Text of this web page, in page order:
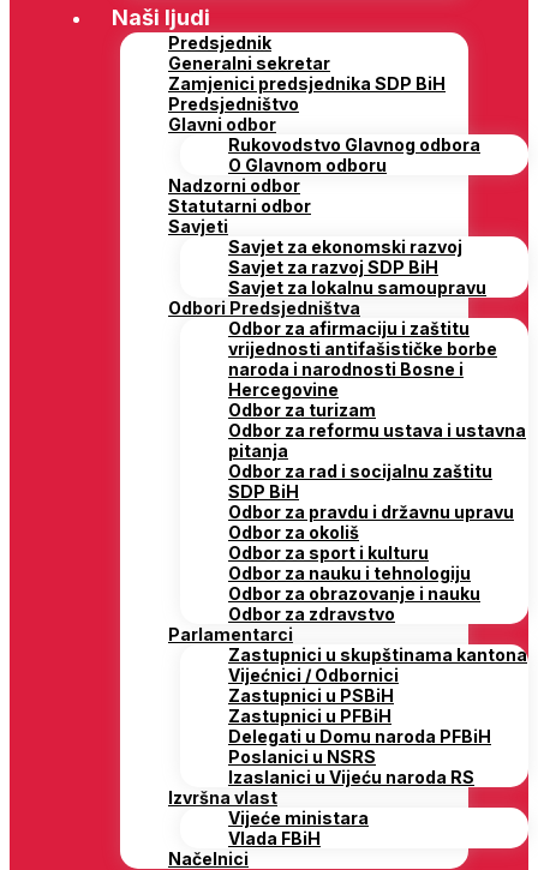
Naši ljudi
Predsjednik
Generalni sekretar
Zamjenici predsjednika SDP BiH
Predsjedništvo
Glavni odbor
Rukovodstvo Glavnog odbora
O Glavnom odboru
Nadzorni odbor
Statutarni odbor
Savjeti
Savjet za ekonomski razvoj
Savjet za razvoj SDP BiH
Savjet za lokalnu samoupravu
Odbori Predsjedništva
Odbor za afirmaciju i zaštitu
vrijednosti antifašističke borbe
naroda i narodnosti Bosne i
Hercegovine
Odbor za turizam
Odbor za reformu ustava i ustavna
pitanja
Odbor za rad i socijalnu zaštitu
SDP BiH
Odbor za pravdu i državnu upravu
Odbor za okoliš
Odbor za sport i kulturu
Odbor za nauku i tehnologiju
Odbor za obrazovanje i nauku
Odbor za zdravstvo
Parlamentarci
Zastupnici u skupštinama kantona
Vijećnici / Odbornici
Zastupnici u PSBiH
Zastupnici u PFBiH
Delegati u Domu naroda PFBiH
Poslanici u NSRS
Izaslanici u Vijeću naroda RS
Izvršna vlast
Vijeće ministara
Vlada FBiH
Načelnici